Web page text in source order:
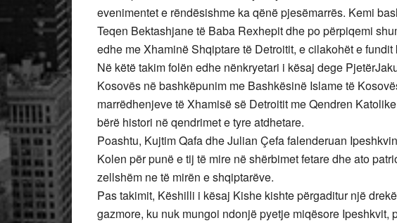
evenimentet e rëndësishme ka qënë pjesëmarrës. Kemi
Teqen Bektashjane të Baba Rexhepit dhe po përpiqemi
edhe me Xhaminë Shqiptare të Detroitit, e cilakohët e
Në këtë takim folën edhe nënkryetari i kësaj dege
Kosovës në bashkëpunim me Bashkësinë Islame të
marrëdhenjeve të Xhamisë së Detroitit me Qendren
bërë histori në qendrimet e tyre atdhetare.
Poashtu, Kujtim Qafa dhe Julian Çefa falenderuan
Kolen për punë e tij të mire në shërbimet fetare dhe ato
zellshëm ne të mirën e shqiptarëve.
Pas takimit, Këshilli i kësaj Kishe kishte përgaditur një
gazmore, ku nuk mungoi ndonjë pyetje miqësore Ipeshkvit,